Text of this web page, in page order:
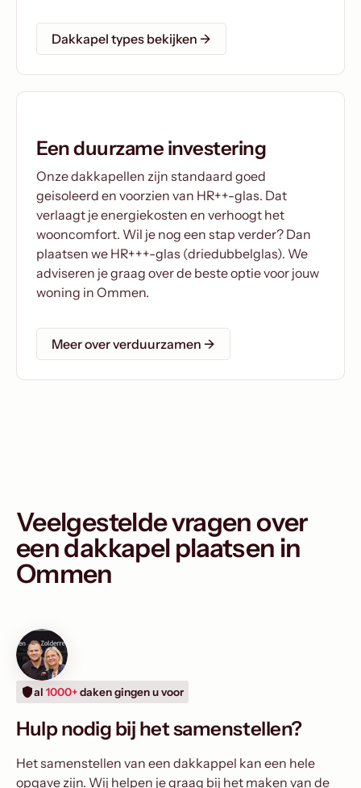
Dakkapel types bekijken →
Een duurzame investering
Onze dakkapellen zijn standaard goed
geisoleerd en voorzien van HR++-glas. Dat
verlaagt je energiekosten en verhoogt het
wooncomfort. Wil je nog een stap verder? Dan
plaatsen we HR+++-glas (driedubbelglas). We
adviseren je graag over de beste optie voor jouw
woning in Ommen.
Meer over verduurzamen →
Veelgestelde vragen over
een dakkapel plaatsen in
Ommen
al 1000+daken gingen u voor
Hulp nodig bij het samenstellen?
Het samenstellen van een dakkappel kan een hele
opgave zijn. Wij helpen je graag bij het maken van de